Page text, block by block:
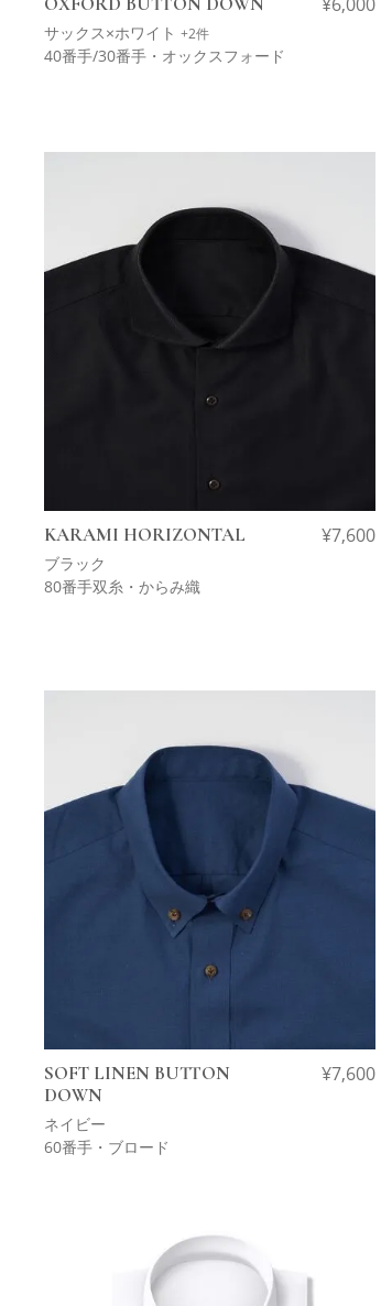
サックス×ホワイト +2件
40番手/30番手・オックスフォード
KARAMI HORIZONTAL
ブラック
¥7,600
80番手双糸・からみ織
SOFT LINEN BUTTON
DOWN
ネイビー
¥7,600
60番手・ブロード